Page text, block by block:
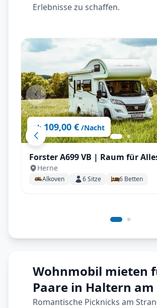
Erlebnisse zu schaffen.
ab 109,00 € /Nacht
Forster A699 VB | Raum für
Stockbetten uvm.
Herne
Alkoven 6Sitze 6 Betten
Wohnmobil mieten
Paare in Haltern am
Romantische Picknicks am